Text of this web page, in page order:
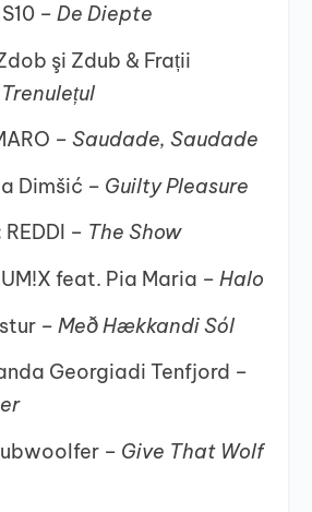
S10 – De Diepte
şi Zdub & Frații
Trenulețul
– Saudade, Saudade
Dimšić – Guilty Pleasure
REDDI – The Show
feat. Pia Maria – Halo
– Með Hækkandi Sól
Georgiadi Tenfjord –
– Give That Wolf